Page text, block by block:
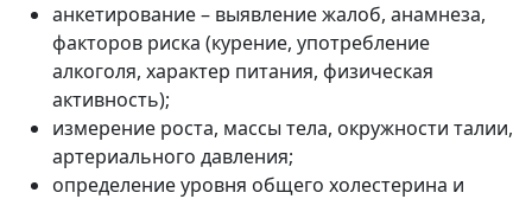
анкетирование – выявление жалоб, анамнеза,
факторов риска (курение, употребление
алкоголя, характер питания, физическая
активность);
измерение роста, массы тела, окружности талии,
артериального давления;
определение уровня общего холестерина и